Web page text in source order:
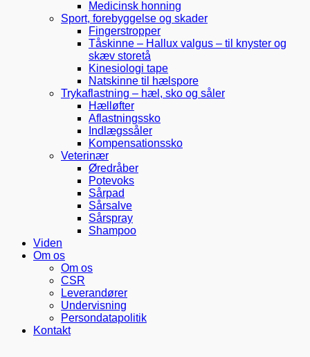
Medicinsk honning
Sport, forebyggelse og skader
Fingerstropper
Tåskinne – Hallux valgus – til knyster og
skæv storetå
Kinesiologi tape
Natskinne til hælspore
Trykaflastning – hæl, sko og såler
Hælløfter
Aflastningssko
Indlægssåler
Kompensationssko
Veterinær
Øredråber
Potevoks
Sårpad
Sårsalve
Sårspray
Shampoo
Viden
Om os
Om os
CSR
Leverandører
Undervisning
Persondatapolitik
Kontakt